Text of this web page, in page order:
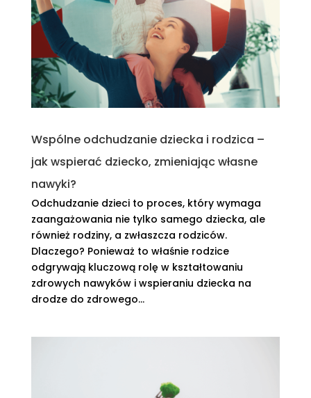
Wspólne odchudzanie dziecka i rodzica –
jak wspierać dziecko, zmieniając własne
nawyki?
Odchudzanie dzieci to proces, który wymaga
zaangażowania nie tylko samego dziecka, ale
również rodziny, a zwłaszcza rodziców.
Dlaczego? Ponieważ to właśnie rodzice
odgrywają kluczową rolę w kształtowaniu
zdrowych nawyków i wspieraniu dziecka na
drodze do zdrowego...